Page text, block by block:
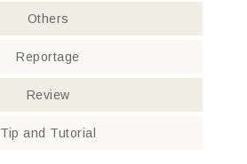
Others
Reportage
Review
Tip and Tutorial